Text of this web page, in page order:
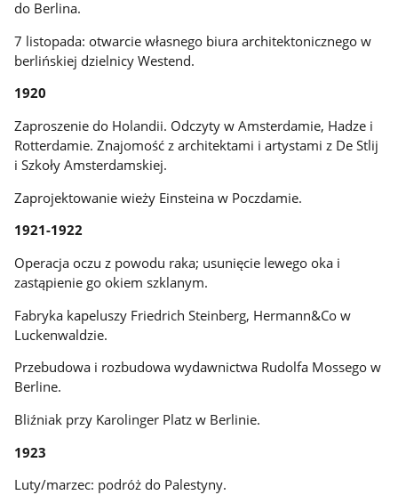
do Berlina.
7 listopada: otwarcie własnego biura architektonicznego w
berlińskiej dzielnicy Westend.
1920
Zaproszenie do Holandii. Odczyty w Amsterdamie, Hadze i
Rotterdamie. Znajomość z architektami i artystami z De Stlij
i Szkoły Amsterdamskiej.
Zaprojektowanie wieży Einsteina w Poczdamie.
1921-1922
Operacja oczu z powodu raka; usunięcie lewego oka i
zastąpienie go okiem szklanym.
Fabryka kapeluszy Friedrich Steinberg, Hermann&Co w
Luckenwaldzie.
Przebudowa i rozbudowa wydawnictwa Rudolfa Mossego w
Berline.
Bliźniak przy Karolinger Platz w Berlinie.
1923
Luty/marzec: podróż do Palestyny.